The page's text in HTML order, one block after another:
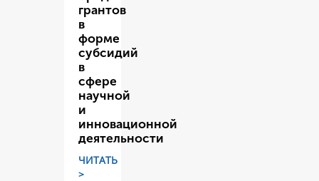
грантов
в
форме
субсидий
в
сфере
научной
и
инновационной
деятельности
ЧИТАТЬ
>